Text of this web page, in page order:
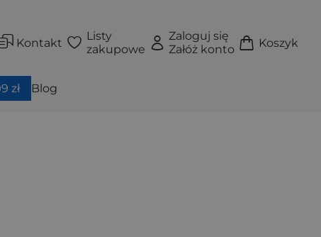
Kontakt
Listy
zakupowe
Zaloguj się
Załóż konto
Koszyk
zł Blog